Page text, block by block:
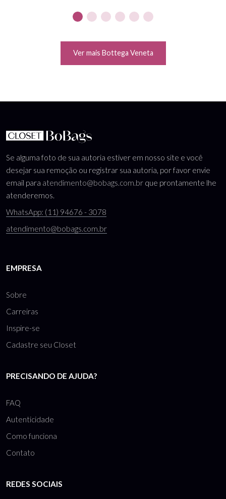
Ver mais Bottega Veneta
Se alguma foto de sua autoria estiver em nosso site e você
desejar sua remoção ou registrar sua autoria, por favor envie
email para atendimento@bobags.com.br que prontamente lhe
atenderemos.
WhatsApp: (11) 94676 - 3078
atendimento@bobags.com.br
EMPRESA
Sobre
Carreiras
Inspire-se
Cadastre seu Closet
PRECISANDO DE AJUDA?
FAQ
Autenticidade
Como funciona
Contato
REDES SOCIAIS